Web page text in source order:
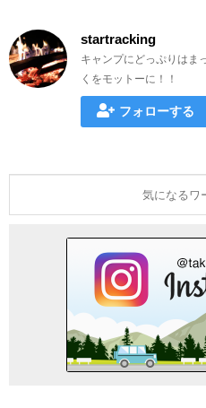
startracking
キャンプにどっぷりはま
くをモットーに！！
フォローする